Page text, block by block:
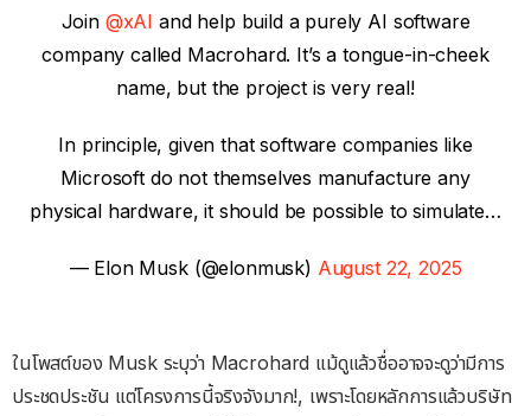
Join @xAI and help build a purely AI software
company called Macrohard. It’s a tongue-in-cheek
name, but the project is very real!
In principle, given that software companies like
Microsoft do not themselves manufacture any
physical hardware, it should be possible to simulate…
— Elon Musk (@elonmusk) August 22, 2025
ในโพสต์ของ Musk ระบุว่า Macrohard แม้ดูแล้วชื่ออาจจะดูว่ามีการ
ประชดประชัน แต่โครงการนี้จริงจังมาก!, เพราะโดยหลักการแล้วบริษัท